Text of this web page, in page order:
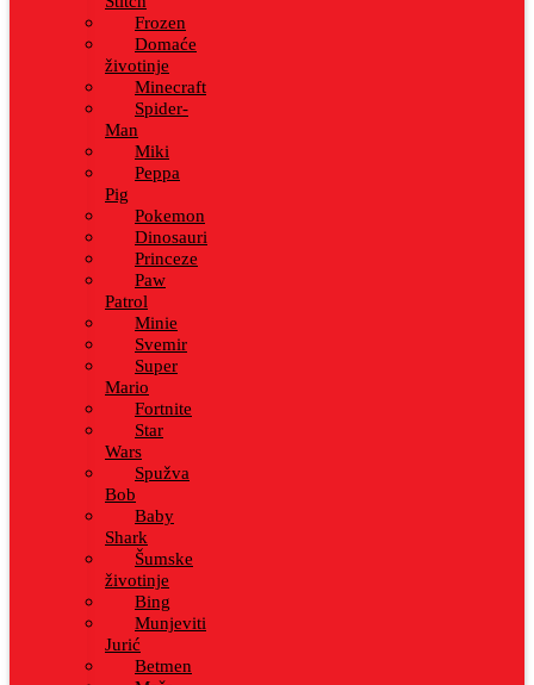
Frozen
Domaće
životinje
Minecraft
Spider-
Man
Miki
Peppa
Pig
Pokemon
Dinosauri
Princeze
Paw
Patrol
Minie
Svemir
Super
Mario
Fortnite
Star
Wars
Spužva
Bob
Baby
Shark
Šumske
životinje
Bing
Munjeviti
Jurić
Betmen